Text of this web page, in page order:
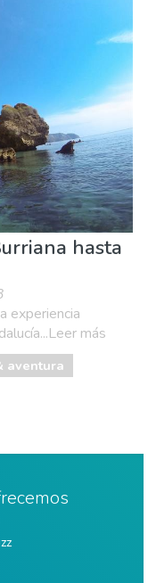
hasta
experiencia
más
aventura